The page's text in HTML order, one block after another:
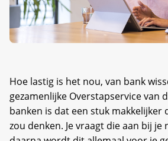
Hoe lastig is het nou, van bank
gezamenlijke Overstapservice van
banken is dat een stuk makkelijker
zou denken. Je vraagt die aan bij je